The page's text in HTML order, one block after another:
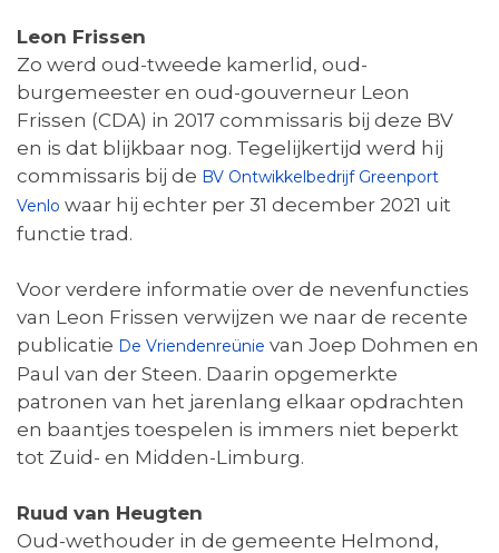
Leon Frissen
Zo werd oud-tweede kamerlid, oud-
burgemeester en oud-gouverneur Leon
Frissen (CDA) in 2017 commissaris bij deze BV
en is dat blijkbaar nog. Tegelijkertijd werd hij
commissaris bij de BV Ontwikkelbedrijf Greenport
Venlo waar hij echter per 31 december 2021 uit
functie trad.
Voor verdere informatie over de nevenfuncties
van Leon Frissen verwijzen we naar de recente
publicatie De Vriendenreünie van Joep Dohmen en
Paul van der Steen. Daarin opgemerkte
patronen van het jarenlang elkaar opdrachten
en baantjes toespelen is immers niet beperkt
tot Zuid- en Midden-Limburg.
Ruud van Heugten
Oud-wethouder in de gemeente Helmond,